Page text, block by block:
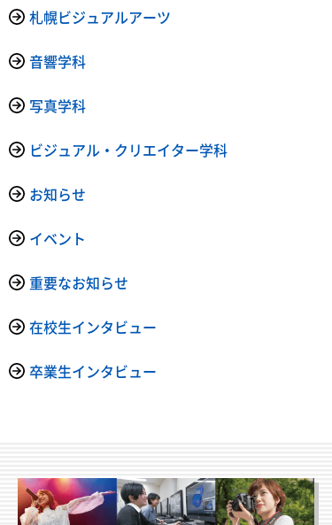
札幌ビジュアルアーツ
音響学科
写真学科
ビジュアル・クリエイター学科
お知らせ
イベント
重要なお知らせ
在校生インタビュー
卒業生インタビュー